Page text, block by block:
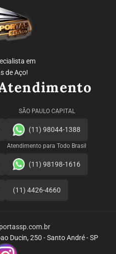
em
de Aço!
SÃO PAULO CAPITAL
(11) 98044-1388
Atendimento para Todo Brasil
(11) 98198-1616
(11) 4426-4660
Ducin, 250 - Santo André - SP